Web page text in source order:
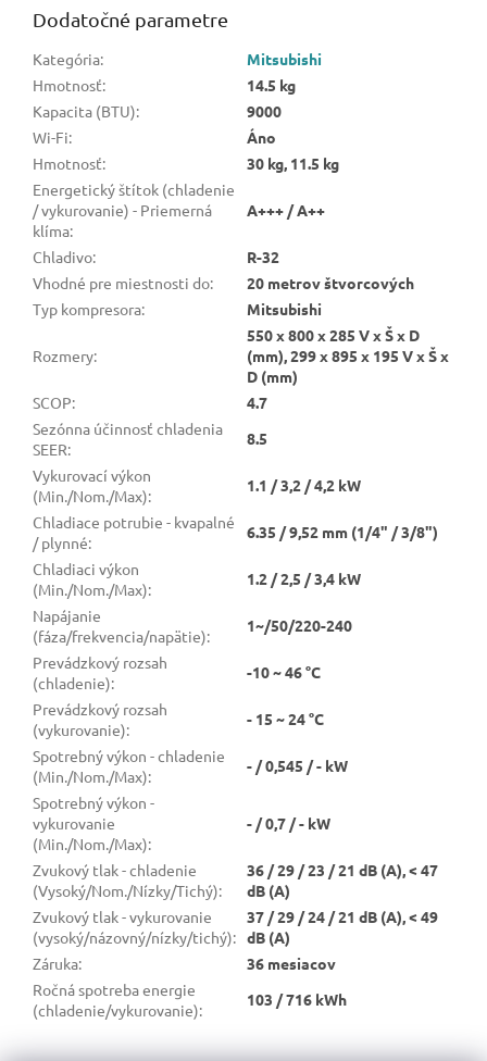
Dodatočné parametre
Kategória:
Mitsubishi
Hmotnosť:
14.5 kg
Kapacita (BTU):
9000
Wi-Fi:
Áno
Hmotnosť:
30 kg, 11.5 kg
Energetický štítok (chladenie
/ vykurovanie) - Priemerná
klíma:
A+++ / A++
Chladivo:
R-32
Vhodné pre miestnosti do:
20 metrov štvorcových
Typ kompresora: Mitsubishi
Rozmery:
550 x 800 x 285 V x Š x D
(mm), 299 x 895 x 195 V x Š x
D (mm)
SCOP:
4.7
Sezónna účinnosť chladenia
SEER:
8.5
Vykurovací výkon
(Min./Nom./Max):
1.1 / 3,2 / 4,2 kW
Chladiace potrubie - kvapalné
/ plynné:
6.35 / 9,52 mm (1/4" / 3/8")
Chladiaci výkon
(Min./Nom./Max):
1.2 / 2,5 / 3,4 kW
Napájanie
(fáza/frekvencia/napätie):
1~/50/220-240
Prevádzkový rozsah
(chladenie):
-10 ~ 46 °C
Prevádzkový rozsah
(vykurovanie):
- 15 ~ 24 °C
Spotrebný výkon - chladenie
(Min./Nom./Max):
- / 0,545 / - kW
Spotrebný výkon -
vykurovanie
(Min./Nom./Max):
- / 0,7 / - kW
Zvukový tlak - chladenie
(Vysoký/Nom./Nízky/Tichý):
36 / 29 / 23 / 21 dB (A), < 47
dB (A)
Zvukový tlak - vykurovanie
(vysoký/názovný/nízky/tichý):
37 / 29 / 24 / 21 dB (A), < 49
dB (A)
Záruka:
36 mesiacov
Ročná spotreba energie
(chladenie/vykurovanie):
103 / 716 kWh